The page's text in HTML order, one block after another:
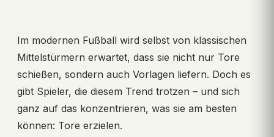
Im modernen Fußball wird selbst von klassischen
Mittelstürmern erwartet, dass sie nicht nur Tore
schießen, sondern auch Vorlagen liefern. Doch es
gibt Spieler, die diesem Trend trotzen – und sich
ganz auf das konzentrieren, was sie am besten
können: Tore erzielen.